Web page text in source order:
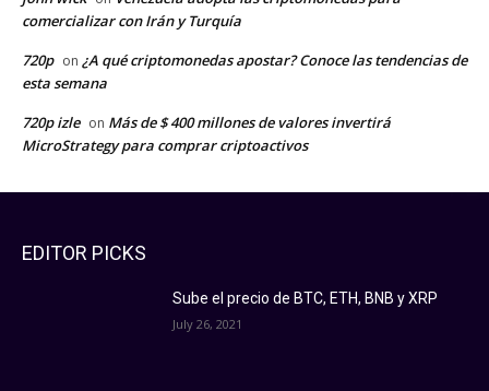
comercializar con Irán y Turquía
720p on ¿A qué criptomonedas apostar? Conoce las tendencias de
esta semana
720p izle on Más de $ 400 millones de valores invertirá
MicroStrategy para comprar criptoactivos
EDITOR PICKS
Sube el precio de BTC, ETH, BNB y XRP
July 26, 2021